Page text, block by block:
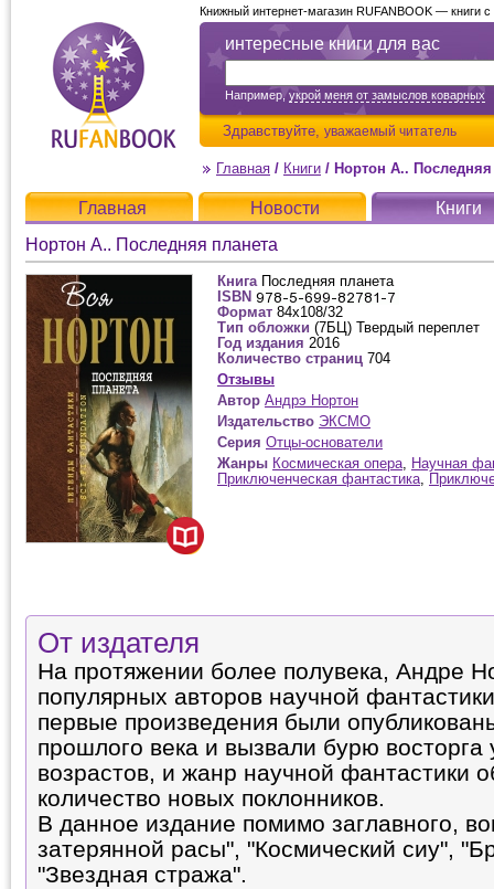
интересные книги для вас
Например,укрой меня от замыслов коварных
Здравствуйте, уважаемый читатель
Книжный интернет-магазин RUFANBOOK — книги
Главная / Книги / Нортон А.. Последняя
Главная Новости
Книги
Нортон А.. Последняя планета
Книга Последняя планета
ISBN
Формат 84x108/32
Тип обложки (7БЦ) Твердый переплет
Год издания 2016
Количество страниц 704
Отзывы
Автор Андрэ Нортон
Издательство ЭКСМО
Серия Отцы-основатели
Жанры Космическая опера, Научная
Приключенческая фантастика,
От издателя
На протяжении более полувека, Андре
популярных авторов научной
первые произведения были
прошлого века и вызвали бурю восторга
возрастов, и жанр научной фантастики
количество новых поклонников.
В данное издание помимо заглавного,
затерянной расы", "Космический сиу",
"Звездная стража".